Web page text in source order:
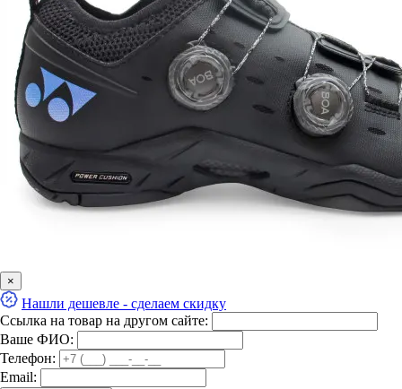
×
Нашли дешевле - сделаем скидку
Ссылка на товар на другом сайте:
Ваше ФИО:
Телефон:
Email: